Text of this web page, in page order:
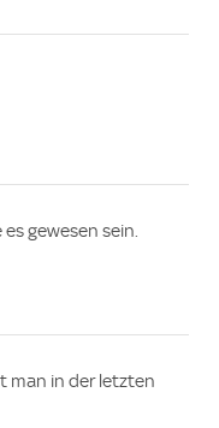
gewesen sein.
man in der letzten